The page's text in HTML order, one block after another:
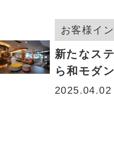
お客様イ
新たなス
ら和モダ
これからも
2025.04.02